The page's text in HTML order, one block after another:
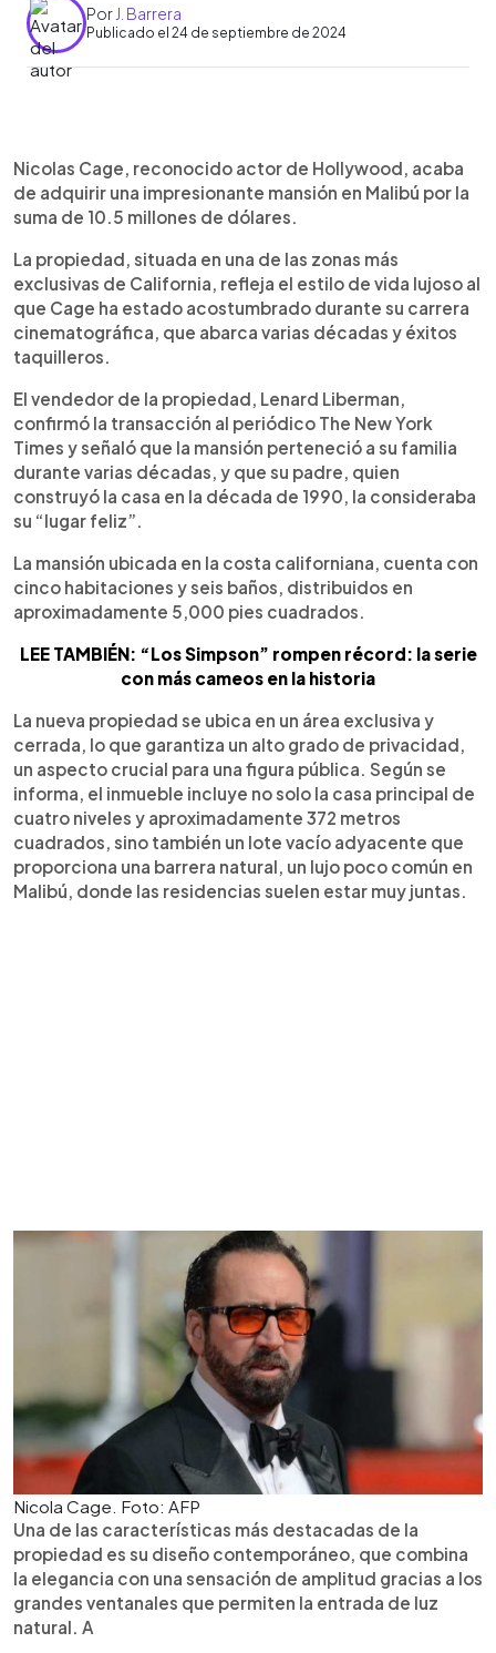
Por J. Barrera
Publicado el 24 de septiembre de 2024
► Escuchar artículo
Nicolas Cage, reconocido actor de Hollywood, acaba
de adquirir una impresionante mansión en Malibú por la
suma de 10.5 millones de dólares.
La propiedad, situada en una de las zonas más
exclusivas de California, refleja el estilo de vida lujoso al
que Cage ha estado acostumbrado durante su carrera
cinematográfica, que abarca varias décadas y éxitos
taquilleros.
El vendedor de la propiedad, Lenard Liberman,
confirmó la transacción al periódico The New York
Times y señaló que la mansión perteneció a su familia
durante varias décadas, y que su padre, quien
construyó la casa en la década de 1990, la consideraba
su “lugar feliz”.
La mansión ubicada en la costa californiana, cuenta con
cinco habitaciones y seis baños, distribuidos en
aproximadamente 5,000 pies cuadrados.
LEE TAMBIÉN: “Los Simpson” rompen récord: la serie
con más cameos en la historia
La nueva propiedad se ubica en un área exclusiva y
cerrada, lo que garantiza un alto grado de privacidad,
un aspecto crucial para una figura pública. Según se
informa, el inmueble incluye no solo la casa principal de
cuatro niveles y aproximadamente 372 metros
cuadrados, sino también un lote vacío adyacente que
proporciona una barrera natural, un lujo poco común en
Malibú, donde las residencias suelen estar muy juntas.
Nicola Cage. Foto: AFP
Una de las características más destacadas de la
propiedad es su diseño contemporáneo, que combina
la elegancia con una sensación de amplitud gracias a los
grandes ventanales que permiten la entrada de luz
natural. A